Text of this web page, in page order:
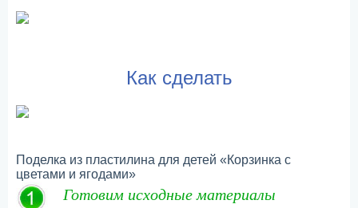
Как сделать
Поделка из пластилина для детей «Корзинка с
цветами и ягодами»
Готовим исходные материалы